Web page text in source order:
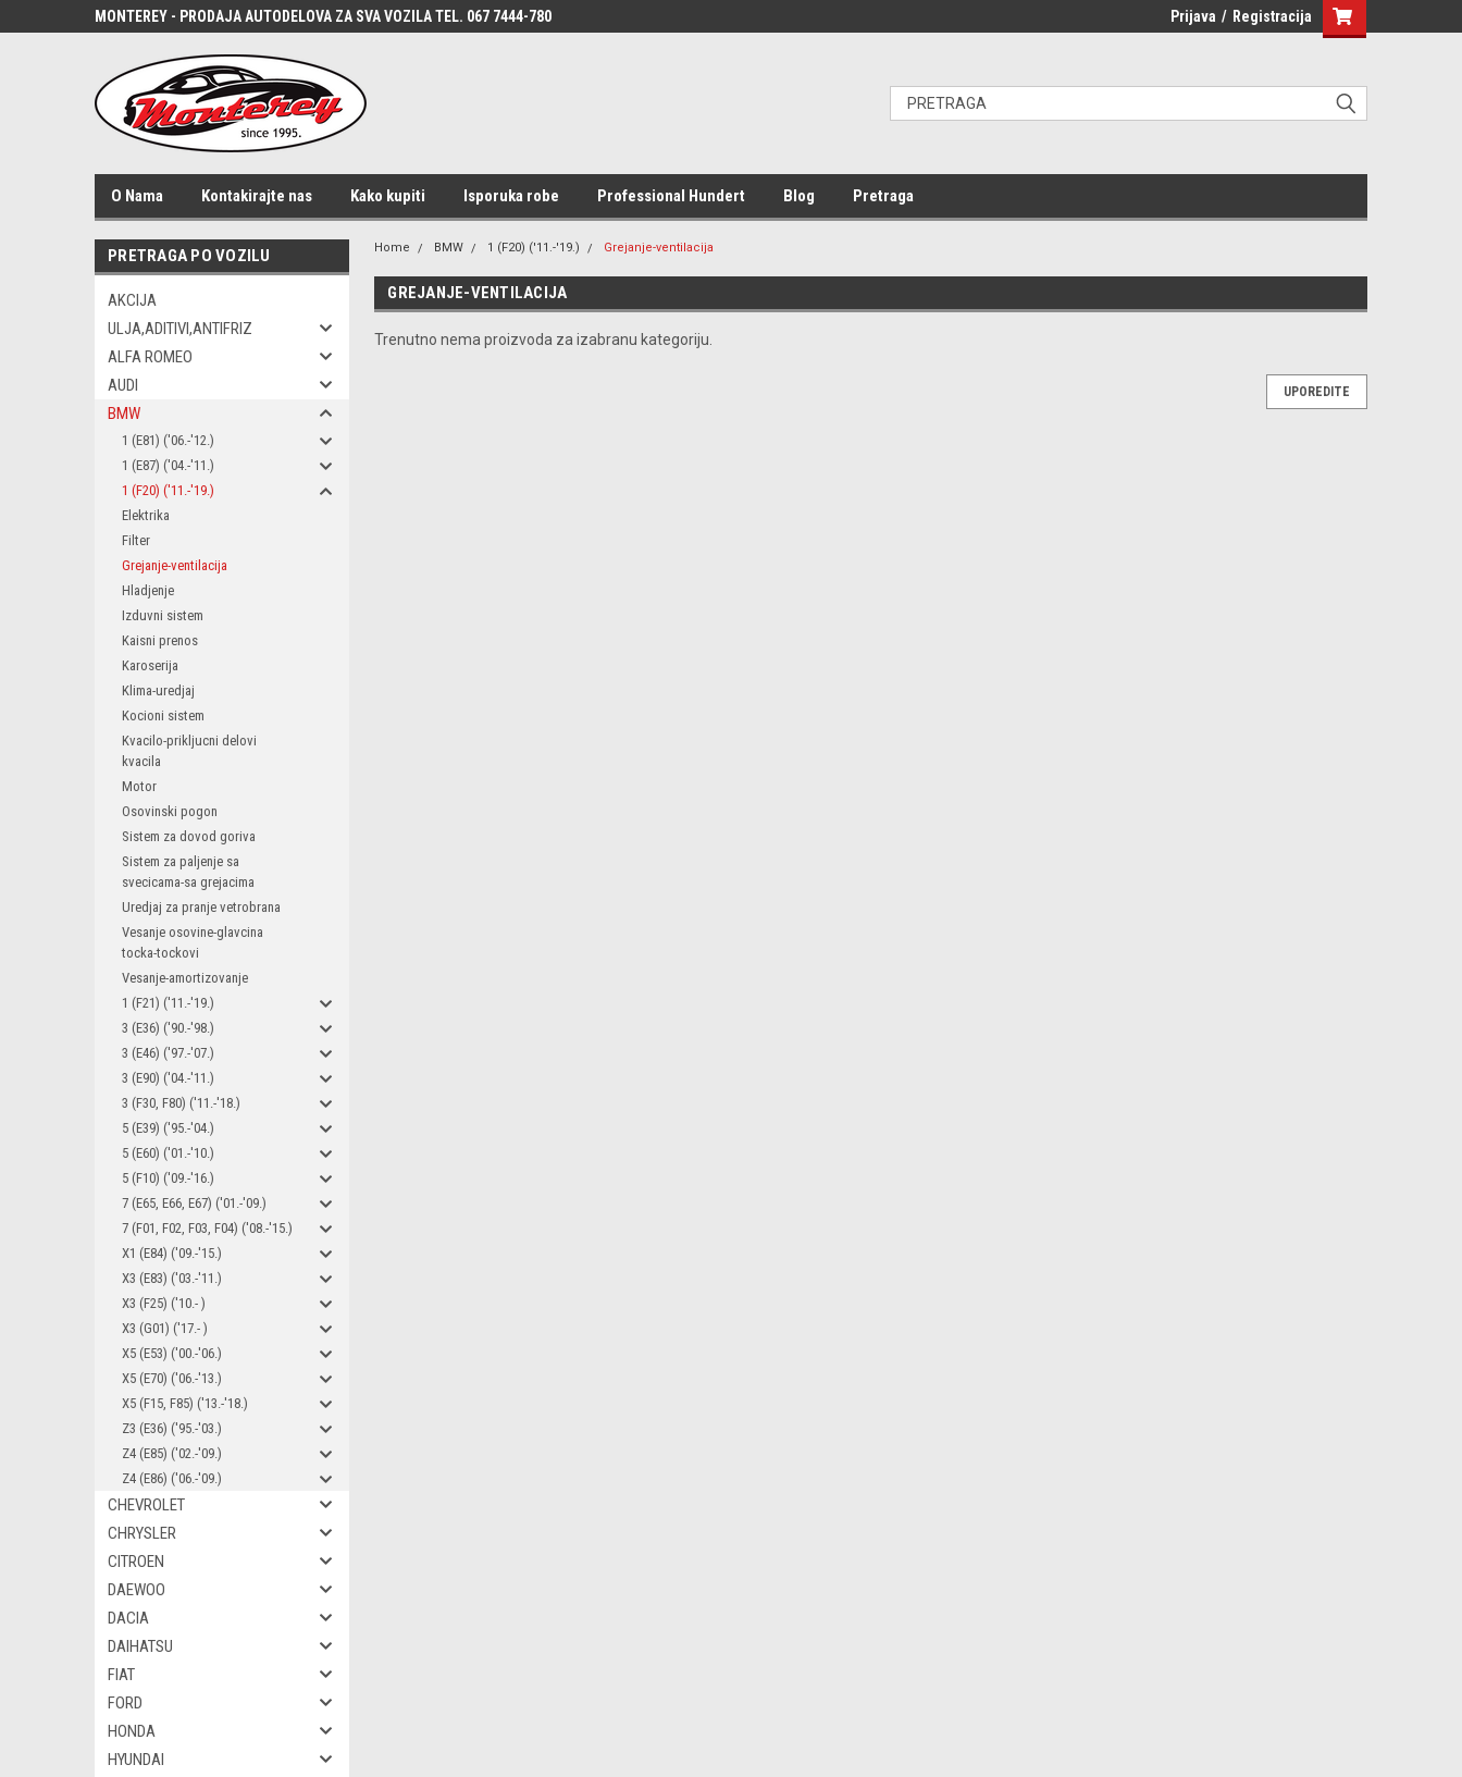
MONTEREY - PRODAJA AUTODELOVA ZA SVA VOZILA TEL. 067 7444-780 Prijava / Registracija
O Nama Kontakirajte nas Kako kupiti Isporuka robe Professional Hundert Blog Pretraga
PRETRAGA PO VOZILU
AKCIJA
ULJA,ADITIVI,ANTIFRIZ
ALFA ROMEO
AUDI
BMW
1 (E81) ('06.-'12.)
1 (E87) ('04.-'11.)
1 (F20) ('11.-'19.)
Elektrika
Filter
Grejanje-ventilacija
Hladjenje
Izduvni sistem
Kaisni prenos
Karoserija
Klima-uredjaj
Kocioni sistem
Kvacilo-prikljucni delovi
kvacila
Motor
Osovinski pogon
Sistem za dovod goriva
Sistem za paljenje sa
svecicama-sa grejacima
Uredjaj za pranje vetrobrana
Vesanje osovine-glavcina
tocka-tockovi
Vesanje-amortizovanje
1 (F21) ('11.-'19.)
3 (E36) ('90.-'98.)
3 (E46) ('97.-'07.)
3 (E90) ('04.-'11.)
3 (F30, F80) ('11.-'18.)
5 (E39) ('95.-'04.)
5 (E60) ('01.-'10.)
5 (F10) ('09.-'16.)
7 (E65, E66, E67) ('01.-'09.)
7 (F01, F02, F03, F04) ('08.-'15.)
X1 (E84) ('09.-'15.)
X3 (E83) ('03.-'11.)
X3 (F25) ('10.- )
X3 (G01) ('17.- )
X5 (E53) ('00.-'06.)
X5 (E70) ('06.-'13.)
X5 (F15, F85) ('13.-'18.)
Z3 (E36) ('95.-'03.)
Z4 (E85) ('02.-'09.)
Z4 (E86) ('06.-'09.)
CHEVROLET
CHRYSLER
CITROEN
DAEWOO
DACIA
DAIHATSU
FIAT
FORD
HONDA
HYUNDAI
Home BMW 1 (F20) ('11.-'19.) Grejanje-ventilacija
GREJANJE-VENTILACIJA
Trenutno nema proizvoda za izabranu kategoriju.
UPOREDITE